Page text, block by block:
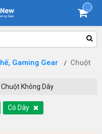
Gaming Gear Chuột
Chuột Không Dây
Có Dây